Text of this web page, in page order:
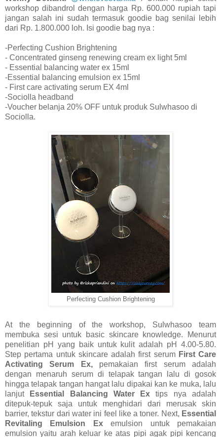
workshop dibandrol dengan harga Rp. 600.000 rupiah tapi
jangan salah ini sudah termasuk goodie bag senilai lebih
dari Rp. 1.800.000 loh. Isi goodie bag nya :
-Perfecting Cushion Brightening
- Concentrated ginseng renewing cream ex light 5ml
- Essential balancing water ex 15ml
-Essential balancing emulsion ex 15ml
- First care activating serum EX 4ml
-Sociolla headband
-Voucher belanja 20% OFF untuk produk Sulwhasoo di
Sociolla.
Perfecting Cushion Brightening
At the beginning of the workshop, Sulwhasoo team
membuka sesi untuk basic skincare knowledge. Menurut
penelitian pH yang baik untuk kulit adalah pH 4.00-5.80.
Step pertama untuk skincare adalah first serum First Care
Activating Serum Ex,pemakaian first serum adalah
dengan menaruh serum di telapak tangan lalu di gosok
hingga telapak tangan hangat lalu dipakai kan ke muka, lalu
lanjut
Essential Balancing Water Ex tips nya adalah
ditepuk-tepuk saja untuk menghidari dari merusak skin
barrier, tekstur dari water ini feel like a toner. Next, Essential
Revitaling Emulsion Exemulsion untuk pemakaian
emulsion yaitu arah keluar ke atas pipi agak pipi kencang